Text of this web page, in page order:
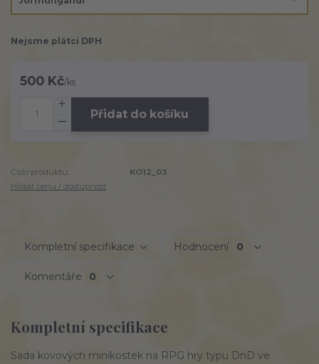
Nejsme plátci DPH
500 Kč/ks
Přidat do košíku
Číslo produktu:
KO12_03
Hlídat cenu / dostupnost
Kompletní specifikace Hodnocení 0
Komentáře 0
Kompletní specifikace
Sada kovových minikostek na RPG hry typu DnD ve